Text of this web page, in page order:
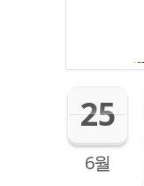
25
6월